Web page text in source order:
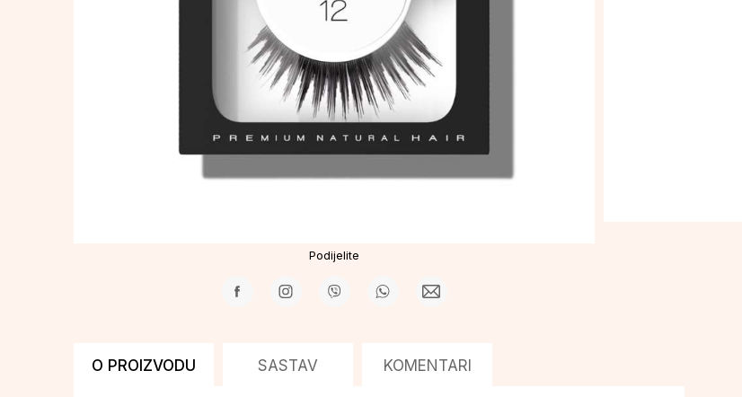
Podijelite
O PROIZVODU SASTAV KOMENTARI